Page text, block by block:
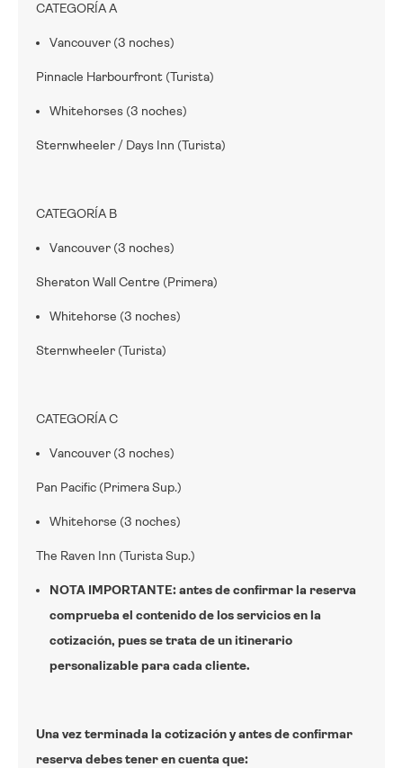
CATEGORÍA A
Vancouver (3 noches)
Pinnacle Harbourfront (Turista)
Whitehorses (3 noches)
Sternwheeler / Days Inn (Turista)
CATEGORÍA B
Vancouver (3 noches)
Sheraton Wall Centre (Primera)
Whitehorse (3 noches)
Sternwheeler (Turista)
CATEGORÍA C
Vancouver (3 noches)
Pan Pacific (Primera Sup.)
Whitehorse (3 noches)
The Raven Inn (Turista Sup.)
NOTA IMPORTANTE: antes de confirmar la reserva
comprueba el contenido de los servicios en la
cotización, pues se trata de un itinerario
personalizable para cada cliente.
Una vez terminada la cotización y antes de confirmar
reserva debes tener en cuenta que: